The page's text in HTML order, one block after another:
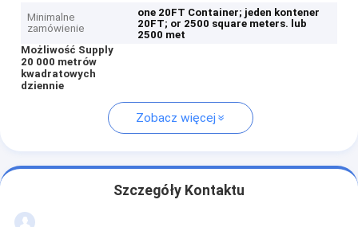
Minimalne
zamówienie
one 20FT Container; jeden kontener
20FT; or 2500 square meters. lub
2500 met
Możliwość Supply
20 000 metrów
kwadratowych
dziennie
Zobacz więcej
Szczegóły Kontaktu